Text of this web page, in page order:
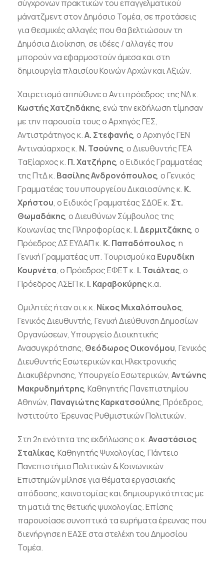
σύγχρονων πρακτικών του επαγγελματικού
μάνατζμεντ στον Δημόσιο Τομέα, σε προτάσεις
για θεσμικές αλλαγές που θα βελτιώσουν τη
Δημόσια Διοίκηση, σε ιδέες / αλλαγές που
μπορούν να εφαρμοστούν άμεσα και στη
δημιουργία πλαισίου Κοινών Αρχών και Αξιών.
Χαιρετισμό απηύθυνε ο Αντιπρόεδρος της ΝΔ κ.
Κωστής Χατζηδάκης, ενώ την εκδήλωση τίμησαν
με την παρουσία τους ο Αρχηγός ΓΕΣ,
Αντιστράτηγος κ.Α. Στεφανής, ο Αρχηγός ΓΕΝ
Αντιναύαρχος κ. Ν. Τσούνης, ο Διευθυντής ΓΕΑ
Ταξίαρχος κ. Π. Χατζήρης, ο Ειδικός Γραμματέας
της ΠτΔ κ. Βασίλης Ανδρονόπουλος, ο Γενικός
Γραμματέας του υπουργείου Δικαιοσύνης κ. Κ.
Χρήστου, ο Ειδικός Γραμματέας ΣΔΟΕ κ. Στ.
Θωμαδάκης, ο Διευθύνων Σύμβουλος της
Κοινωνίας της Πληροφορίας κ. Ι. Δερμιτζάκης, ο
Πρόεδρος ΔΣ ΕΥΔΑΠ κ. Κ. Παπαδόπουλος, η
Γενική Γραμματέας υπ. Τουρισμού κα Ευρυδίκη
Κουρνέτα, ο Πρόεδρος ΕΦΕΤ κ. Ι. Τσιάλτας, ο
Πρόεδρος ΑΣΕΠ κ. Ι. Καραβοκύρηςκ.α.
Ομιλητές ήταν οι κ.κ. Νίκος Μιχαλόπουλος,
Γενικός Διευθυντής, Γενική Διεύθυνση Δημοσίων
Οργανώσεων, Υπουργείο Διοικητικής
Ανασυγκρότησης, Θεόδωρος Οικονόμου, Γενικός
Διευθυντής Εσωτερικών και Ηλεκτρονικής
Διακυβέρνησης, Υπουργείο Εσωτερικών, Αντώνης
Μακρυδημήτρης, Καθηγητής Πανεπιστημίου
Αθηνών, Παναγιώτης Καρκατσούλης, Πρόεδρος,
Ινστιτούτο Έρευνας Ρυθμιστικών Πολιτικών.
Στη 2η ενότητα της εκδήλωσης ο κ.Αναστάσιος
Σταλίκας, Καθηγητής Ψυχολογίας, Πάντειο
Πανεπιστήμιο Πολιτικών & Κοινωνικών
Επιστημών μίλησε για θέματα εργασιακής
απόδοσης, καινοτομίας και δημιουργικότητας με
τη ματιά της θετικής ψυχολογίας. Επίσης
παρουσίασε συνοπτικά τα ευρήματα έρευνας που
διενήργησε η ΕΑΣΕ στα στελέχη του Δημοσίου
Τομέα.